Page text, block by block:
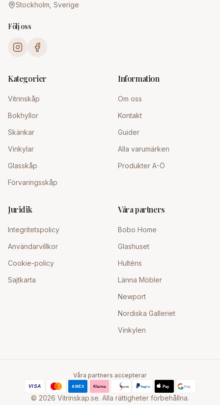
Stockholm, Sverige
Följ oss
Kategorier
Vitrinskåp
Bokhyllor
Skänkar
Vinkylar
Glasskåp
Förvaringsskåp
Information
Om oss
Kontakt
Guider
Alla varumärken
Produkter A-Ö
Juridik
Integritetspolicy
Användarvillkor
Cookie-policy
Sajtkarta
Våra partners
Bobo Home
Glashuset
Hulténs
Länna Möbler
Newport
Nordiska Galleriet
Vinkylen
Våra partners accepterar
© 2026 Vitrinskap.se. Alla rättigheter förbehållna.